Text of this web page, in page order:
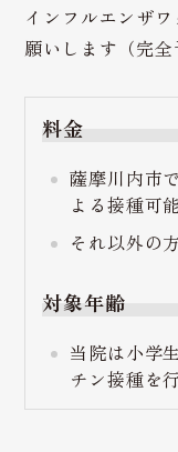
インフルエンザ
願いします（完全
料金
薩摩川内市
よる接種可
それ以外の
対象年齢
当院は小学
チン接種を